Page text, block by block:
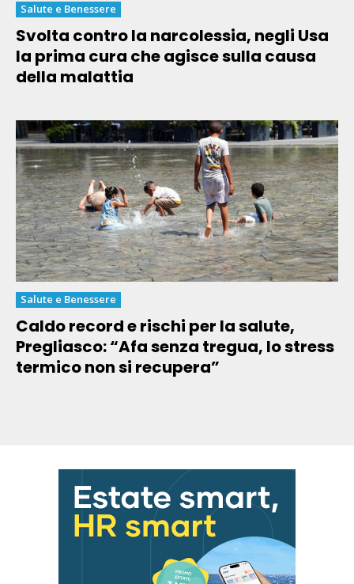
Salute e Benessere
Svolta contro la narcolessia, negli Usa
la prima cura che agisce sulla causa
della malattia
Salute e Benessere
Caldo record e rischi per la salute,
Pregliasco: “Afa senza tregua, lo stress
termico non si recupera”